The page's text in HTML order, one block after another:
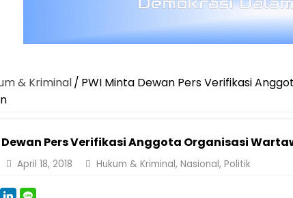
& Kriminal/ PWI Minta Dewan Pers Verifikasi
Dewan Pers Verifikasi Anggota Organisasi
April 18, 2018 Hukum & Kriminal, Nasional, Politik